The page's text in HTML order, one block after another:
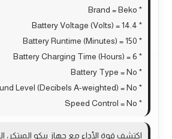
* Brand = Beko
* Battery Voltage (Volts) = 14.4
* Battery Runtime (Minutes) = 150
* Battery Charging Time (Hours) = 6
* Battery Type = No
* Sound Level (Decibels A-weighted) = No
* Speed Control = No
اكتشف قوة الأداء مع جهاز بيكو المبتكر،